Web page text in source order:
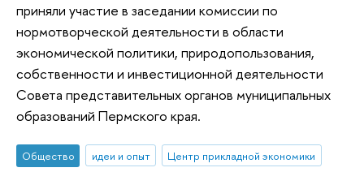
приняли участие в заседании комиссии по
нормотворческой деятельности в области
экономической политики, природопользования,
собственности и инвестиционной деятельности
Совета представительных органов муниципальных
образований Пермского края.
Общество идеи и опыт
Центр прикладной экономики